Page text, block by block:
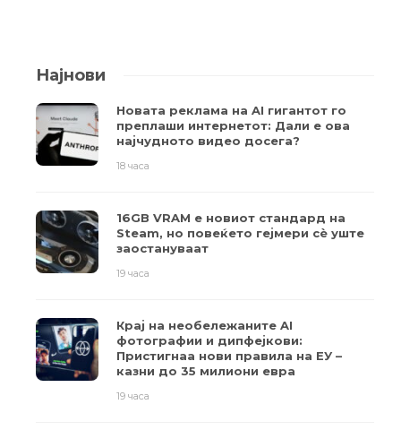
Најнови
Новата реклама на AI гигантот го
преплаши интернетот: Дали е ова
најчудното видео досега?
18 часа
16GB VRAM е новиот стандард на
Steam, но повеќето гејмери ​​сè уште
заостануваат
19 часа
Крај на необележаните AI
фотографии и дипфејкови:
Пристигнаа нови правила на ЕУ –
казни до 35 милиони евра
19 часа